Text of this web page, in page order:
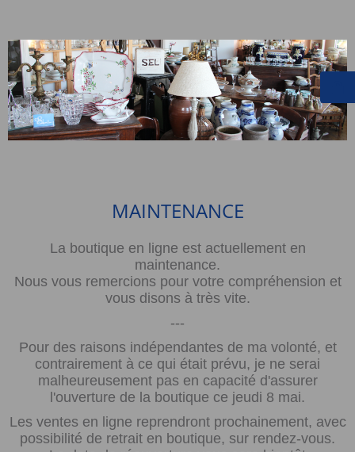
MAINTENANCE
La boutique en ligne est actuellement en
maintenance.
Nous vous remercions pour votre compréhension et
vous disons à très vite.
---
Pour des raisons indépendantes de ma volonté, et
contrairement à ce qui était prévu, je ne serai
malheureusement pas en capacité d'assurer
l'ouverture de la boutique ce jeudi 8 mai.
Les ventes en ligne reprendront prochainement, avec
possibilité de retrait en boutique, sur rendez-vous.